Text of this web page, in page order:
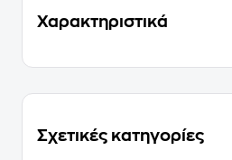
Χαρακτηριστικά
Σχετικές κατηγορίες